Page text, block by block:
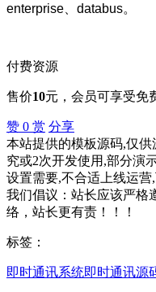
enterprise、databus。
付费资源
售价10元 ，会员可享受免
赞 0 赏 分享
本站提供的模板源码,仅
究或2次开发使用,部分演
设置需要,不合适上线运营
我们倡议：站长应该严格
络，站长更有责！！！
标签：
即时通讯系统即时通讯源